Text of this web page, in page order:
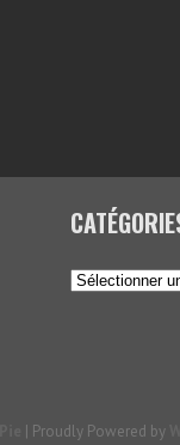
Catégories
| Proudly Powered by